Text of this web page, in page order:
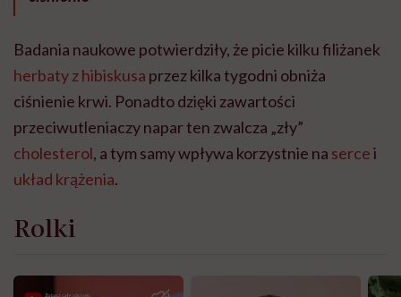
Badania naukowe potwierdziły, że picie kilku filiżanek
herbaty z hibiskusa przez kilka tygodni obniża
ciśnienie krwi. Ponadto dzięki zawartości
przeciwutleniaczy napar ten zwalcza „zły”
cholesterol, a tym samy wpływa korzystnie na sercei
układ krążenia.
Rolki